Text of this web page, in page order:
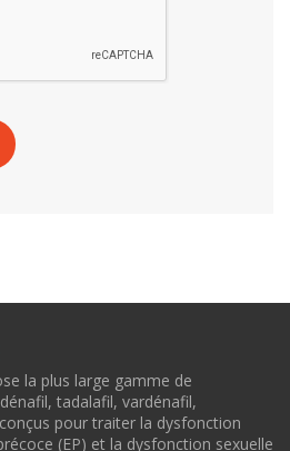
la plus large gamme de
tadalafil, vardénafil,
pour traiter la dysfonction
(EP) et la dysfonction sexuelle